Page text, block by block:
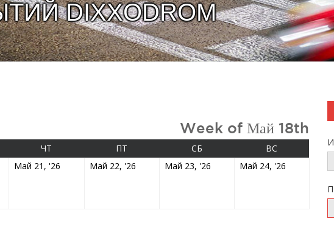
DIXXODROM
Week of Май 18th
ЧТ ПТ СБСУББОТА ВС
Май 21, '26 21.05.2026Май 22, '26 22.05.2026Май 23, '26 23.05.2026Май 24, '26